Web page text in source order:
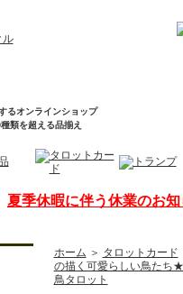
るオンラインショップ
類を超える品揃え
夏季休暇に伴う休業のお
ホーム ＞ タロットカード
の描く可愛らしい鳥たち★
鳥タロット